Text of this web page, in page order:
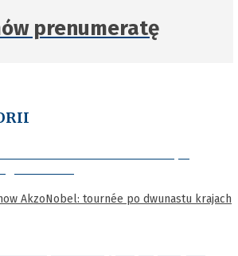
prenumeratę
AkzoNobel: tournée po dwunastu krajach